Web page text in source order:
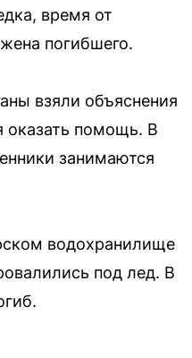
время от
погибшего.
взяли объяснения
оказать помощь. В
занимаются
водохранилище
под лед. В